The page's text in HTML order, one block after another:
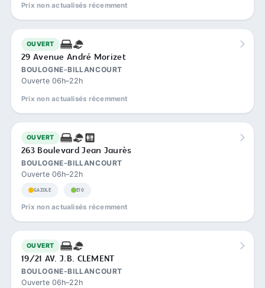
Prix non actualisés récemment
OUVERT
29 Avenue André Morizet
BOULOGNE-BILLANCOURT
Ouverte 06h–22h
Prix non actualisés récemment
OUVERT
263 Boulevard Jean Jaurès
BOULOGNE-BILLANCOURT
Ouverte 06h–22h
GAZOLE E10
Prix non actualisés récemment
OUVERT
19/21 AV. J.B. CLEMENT
BOULOGNE-BILLANCOURT
Ouverte 06h–22h